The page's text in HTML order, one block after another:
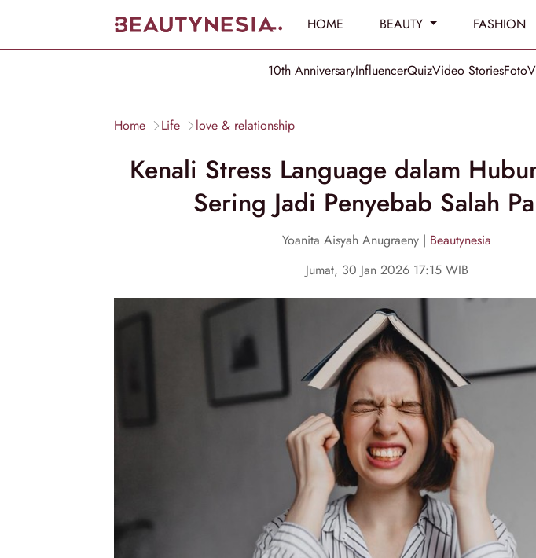
HOME BEAUTY FASHION
10th AnniversaryInfluencerQuizVideo StoriesFoto
Home Life love & relationship
Kenali Stress Language dalam
Sering Jadi Penyebab Salah
Yoanita Aisyah Anugraeny | Beautynesia
Jumat, 30 Jan 2026 17:15 WIB